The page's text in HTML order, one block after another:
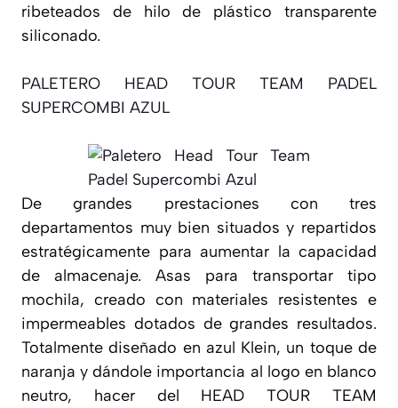
ribeteados de hilo de plástico transparente
siliconado.
PALETERO HEAD TOUR TEAM PADEL
SUPERCOMBI AZUL
De grandes prestaciones con tres
departamentos muy bien situados y repartidos
estratégicamente para aumentar la capacidad
de almacenaje. Asas para transportar tipo
mochila, creado con materiales resistentes e
impermeables dotados de grandes resultados.
Totalmente diseñado en azul Klein, un toque de
naranja y dándole importancia al logo en blanco
neutro, hacer del HEAD TOUR TEAM